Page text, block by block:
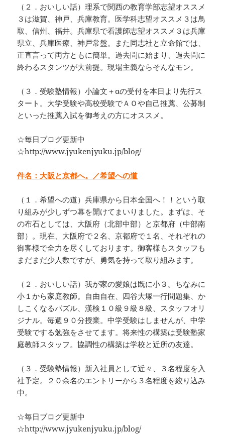
（２．おいしい話）理系で関西の教育学部志望オススメ
３は滋賀、神戸、兵庫教育。医学科志望オススメ３は鳥
取、信州、福井。兵庫県で看護師志望オススメ３は兵庫
県立、兵庫医療、神戸常盤。また同志社と立命館では、
正直言って両方ともに簡単。過去問に始まり、過去問に
終わるスタンツが大前提。現場主義ならそんなモン。
（３．受験塾情報）小論文＋αの受付を本日より先行ス
タート。大学受験や高校受験でＡＯや自己推薦、公募制
といった推薦入試を御考えの方にオススメ。
☆毎日ブログ更新中
☆http://www.jyukenjyuku.jp/blog/
件名：大阪と京都へ。／希望への道
（１．希望への道）兵庫県から日本全国へ！！という取
り組みが少しずつ幕を開けてまいりました。まずは、そ
の布石としては、大阪府（北部中部）と京都府（中部南
部）。現在、大阪府で２名、京都府で１名、それぞれの
御客様で全力を尽くしております。御客様もスタッフも
まだまだ少人数ですが、勇気を持って取り組みます。
（２．おいしい話）我が家の愛娘は既に小３。ちなみに
小１から家庭教師。自由自在、四谷大塚一行問題集、か
しこくなるパズル、漢検１０級９級８級、スタッフオリ
ジナル。毎週９０分授業。中学受験はしませんが、中学
受験でする勉強をさせてます。将来性の構築は受験塾家
庭教師スタッフ。協調性の構築は学校と近所の友達。
（３．受験塾情報）新入社員として近々、３名程度を入
社予定。２０余名のエントリーから３名程度を絞り込み
中。
☆毎日ブログ更新中
☆http://www.jyukenjyuku.jp/blog/